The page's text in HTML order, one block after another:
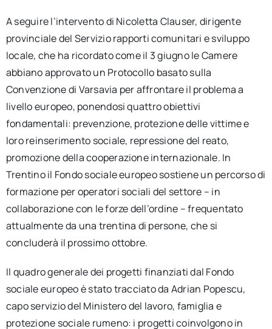
A seguire l’intervento di Nicoletta Clauser, dirigente
provinciale del Servizio rapporti comunitari e sviluppo
locale, che ha ricordato come il 3 giugno le Camere
abbiano approvato un Protocollo basato sulla
Convenzione di Varsavia per affrontare il problema a
livello europeo, ponendosi quattro obiettivi
fondamentali: prevenzione, protezione delle vittime e
loro reinserimento sociale, repressione del reato,
promozione della cooperazione internazionale. In
Trentino il Fondo sociale europeo sostiene un percorso di
formazione per operatori sociali del settore – in
collaborazione con le forze dell’ordine – frequentato
attualmente da una trentina di persone, che si
concluderà il prossimo ottobre.
Il quadro generale dei progetti finanziati dal Fondo
sociale europeo è stato tracciato da Adrian Popescu,
capo servizio del Ministero del lavoro, famiglia e
protezione sociale rumeno: i progetti coinvolgono in